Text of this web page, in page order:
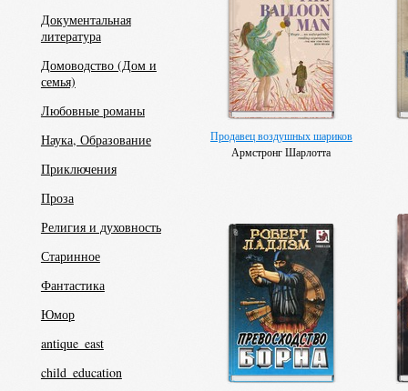
Документальная
литература
Домоводство (Дом и
семья)
Любовные романы
Наука, Образование
Приключения
Проза
Религия и духовность
Старинное
Фантастика
Юмор
antique_east
child_education
Продавец воздушных шариков
Армстронг Шарлотта